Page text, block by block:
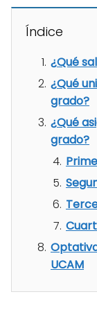
Índice
¿Qué
¿Qué
grado?
¿Qué
grado?
UCAM